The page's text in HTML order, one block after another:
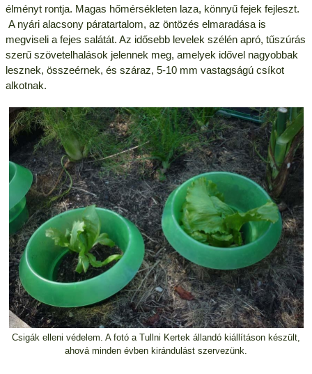
élményt rontja. Magas hőmérsékleten laza, könnyű fejek fejleszt.
A nyári alacsony páratartalom, az öntözés elmaradása is
megviseli a fejes salátát. Az idősebb levelek szélén apró, tűszúrás
szerű szövetelhalások jelennek meg, amelyek idővel nagyobbak
lesznek, összeérnek, és száraz, 5-10 mm vastagságú csíkot
alkotnak.
Csigák elleni védelem. A fotó a Tullni Kertek állandó kiállításon készült,
ahová minden évben kirándulást szervezünk.